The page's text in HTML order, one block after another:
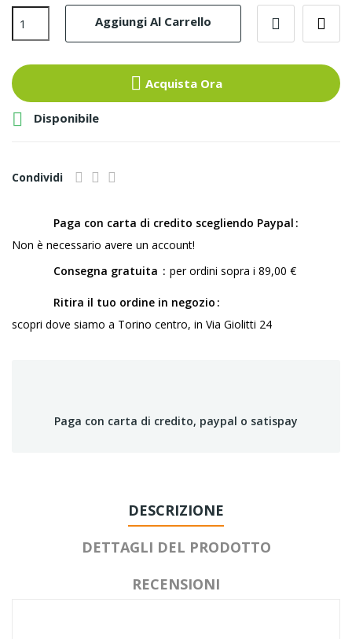
Aggiungi Al Carrello
Acquista Ora
 Disponibile
Condividi
Paga con carta di credito scegliendo Paypal
Non è necessario avere un account!
Consegna gratuita
per ordini sopra i 89,00 €
Ritira il tuo ordine in negozio
scopri dove siamo a Torino centro, in Via Giolitti 24
Paga con carta di credito, paypal o satispay
DESCRIZIONE
DETTAGLI DEL PRODOTTO
RECENSIONI